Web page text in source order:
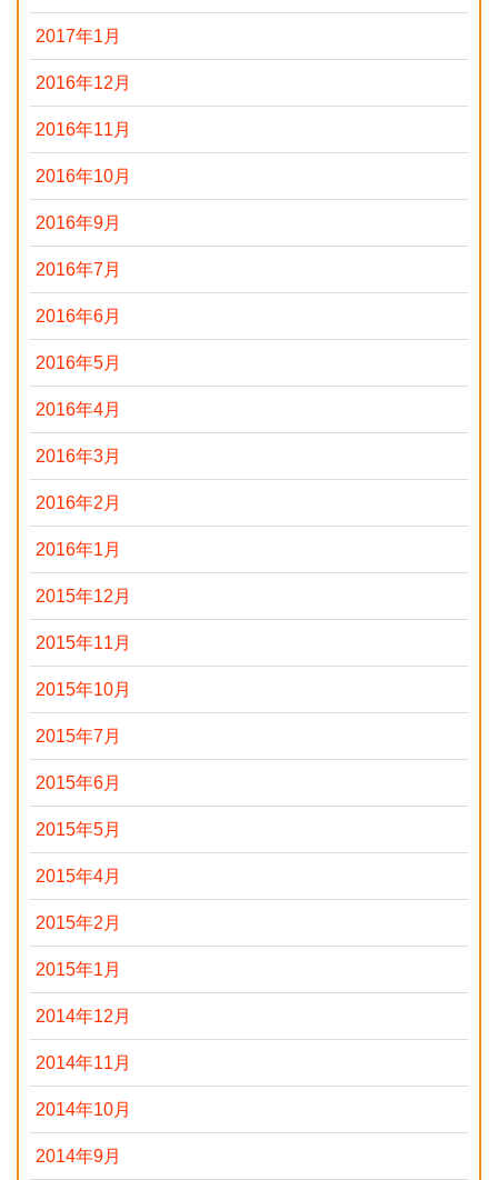
2017年1月
2016年12月
2016年11月
2016年10月
2016年9月
2016年7月
2016年6月
2016年5月
2016年4月
2016年3月
2016年2月
2016年1月
2015年12月
2015年11月
2015年10月
2015年7月
2015年6月
2015年5月
2015年4月
2015年2月
2015年1月
2014年12月
2014年11月
2014年10月
2014年9月